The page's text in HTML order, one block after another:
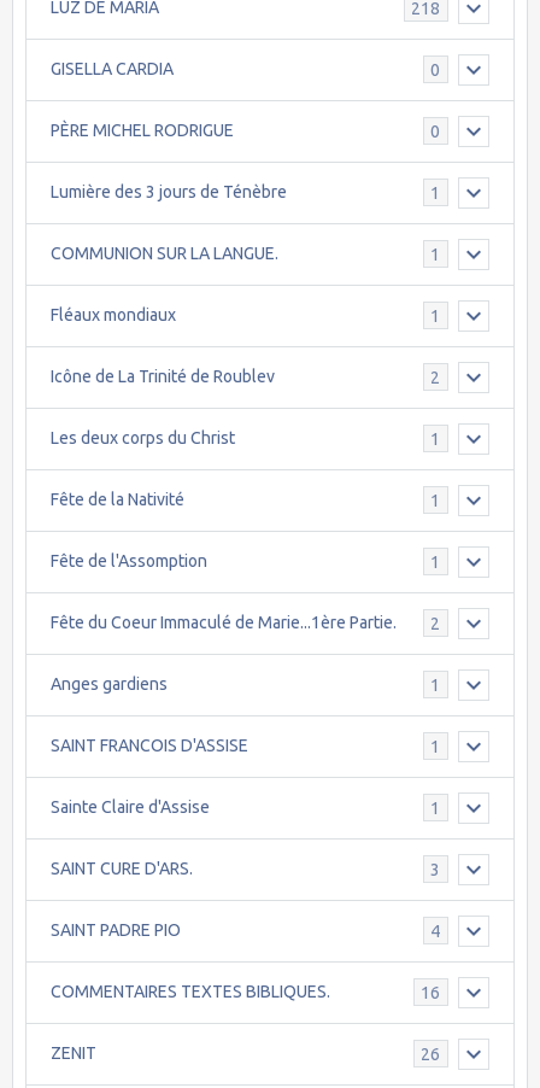
LUZ DE MARIA 218
GISELLA CARDIA 0
PÈRE MICHEL RODRIGUE 0
Lumière des 3 jours de Ténèbre 1
COMMUNION SUR LA LANGUE. 1
Fléaux mondiaux 1
Icône de La Trinité de Roublev 2
Les deux corps du Christ 1
Fête de la Nativité 1
Fête de l'Assomption 1
Fête du Coeur Immaculé de Marie...1ère Partie. 2
Anges gardiens 1
SAINT FRANCOIS D'ASSISE 1
Sainte Claire d'Assise 1
SAINT CURE D'ARS. 3
SAINT PADRE PIO 4
COMMENTAIRES TEXTES BIBLIQUES. 16
ZENIT 26